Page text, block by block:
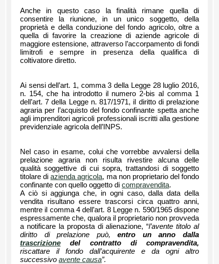
Anche in questo caso la finalità rimane quella di
consentire la riunione, in un unico soggetto, della
proprietà e della conduzione del fondo agricolo, oltre a
quella di favorire la creazione di aziende agricole di
maggiore estensione, attraverso l’accorpamento di fondi
limitrofi e sempre in presenza della qualifica di
coltivatore diretto.
Ai sensi dell’art. 1, comma 3 della Legge 28 luglio 2016,
n. 154, che ha introdotto il numero 2-bis al comma 1
dell’art. 7 della Legge n. 817/1971, il diritto di prelazione
agraria per l’acquisto del fondo confinante spetta anche
agli imprenditori agricoli professionali iscritti alla gestione
previdenziale agricola dell’INPS.
Nel caso in esame, colui che vorrebbe avvalersi della
prelazione agraria non risulta rivestire alcuna delle
qualità soggettive di cui sopra, trattandosi di soggetto
titolare diazienda agricola, ma non proprietario del fondo
confinante con quello oggetto di compravendita.
A ciò si aggiunga che, in ogni caso, dalla data della
vendita risultano essere trascorsi circa quattro anni,
mentre il comma 4 dell’art. 8 Legge n. 590/1965 dispone
espressamente che, qualora il proprietario non provveda
a notificare la proposta di alienazione, “l’avente titolo al
diritto di prelazione può,entro un anno dalla
trascrizione del contratto di compravendita,
riscattare il fondo dall’acquirente e da ogni altro
successivo avente causa”.